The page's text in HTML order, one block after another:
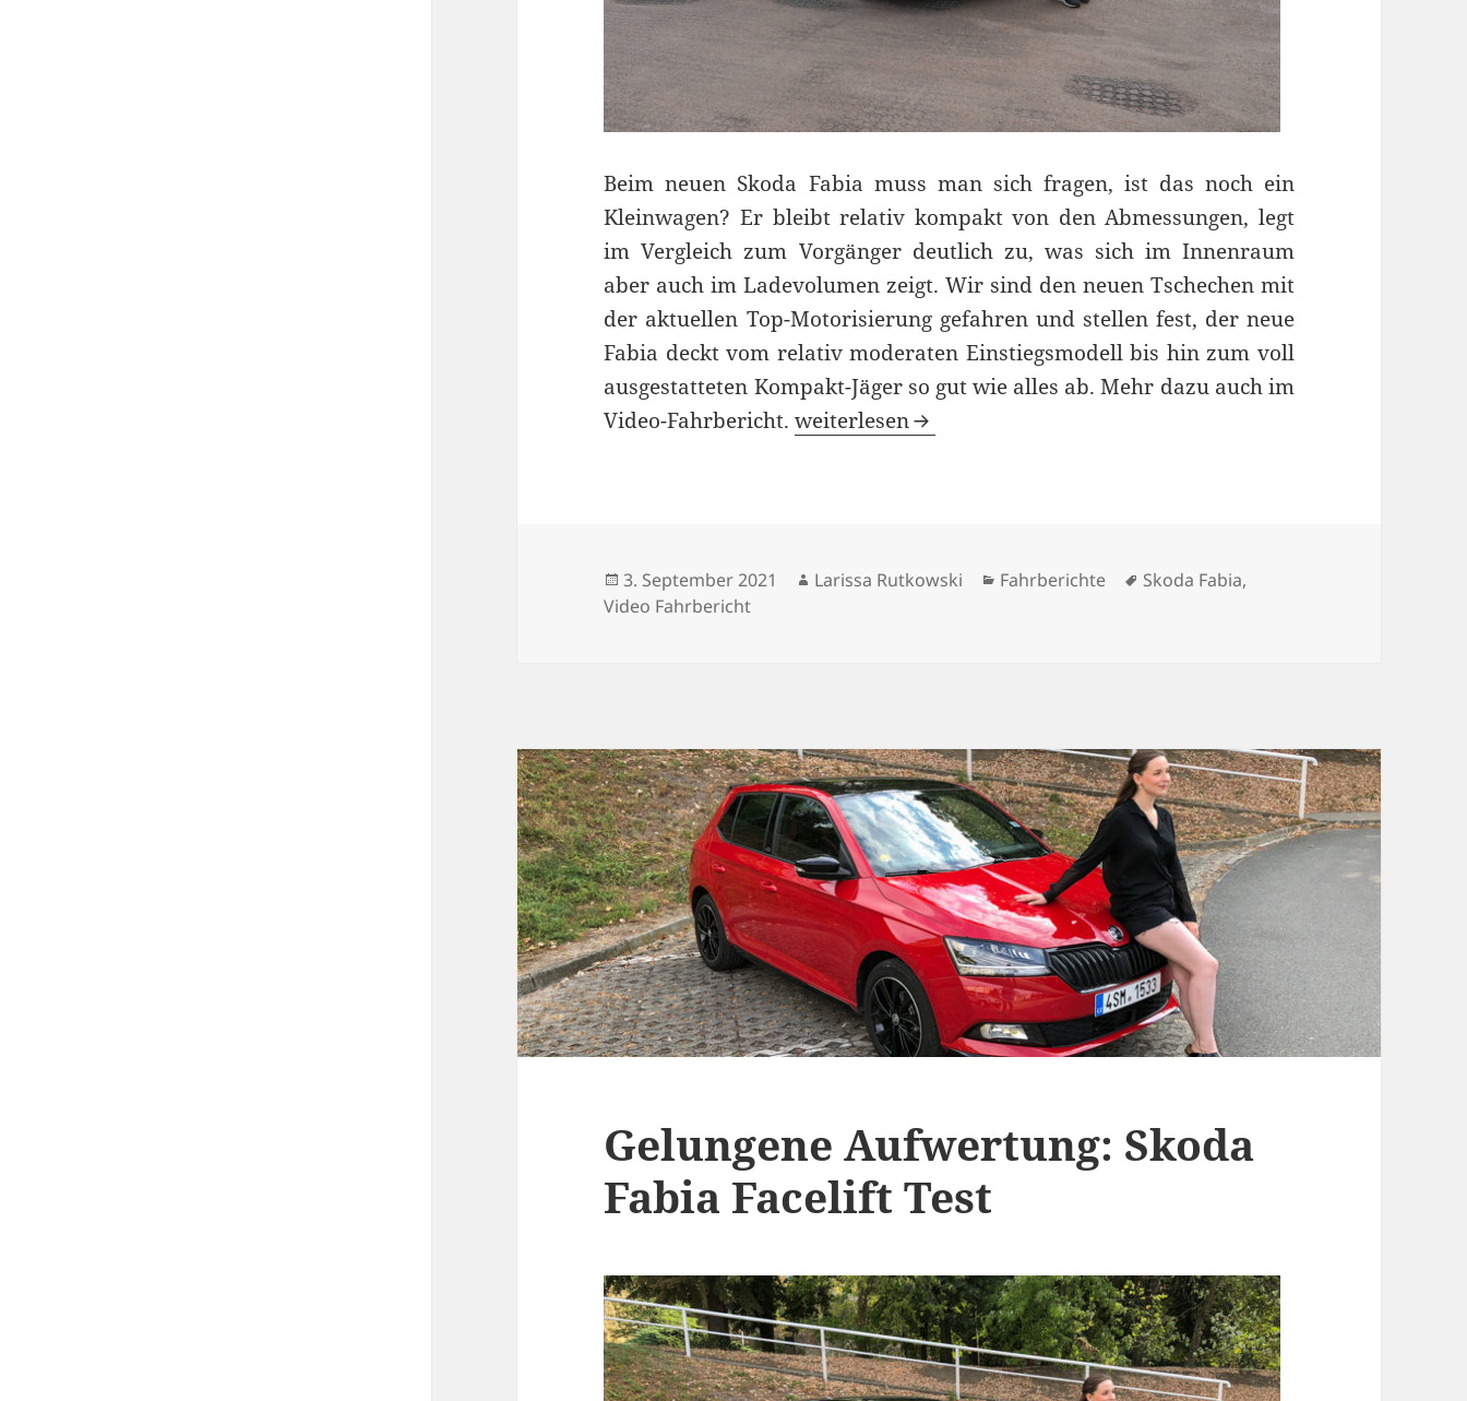
Beim neuen Skoda Fabia muss man sich fragen, ist das noch ein
Kleinwagen? Er bleibt relativ kompakt von den Abmessungen, legt
im Vergleich zum Vorgänger deutlich zu, was sich im Innenraum
aber auch im Ladevolumen zeigt. Wir sind den neuen Tschechen mit
der aktuellen Top-Motorisierung gefahren und stellen fest, der neue
Fabia deckt vom relativ moderaten Einstiegsmodell bis hin zum voll
ausgestatteten Kompakt-Jäger so gut wie alles ab. Mehr dazu auch im
Video-Fahrbericht.Skoda Fabia IV Test: der neue große Kleine
weiterlesen
Veröffentlicht
am
3. September 2021 Autor
Larissa Rutkowski Kategorien
Fahrberichte Schlagwörter
Skoda Fabia,
Video Fahrbericht
Gelungene Aufwertung: Skoda
Fabia Facelift Test